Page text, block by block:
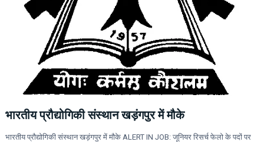
भारतीय प्रौद्योगिकी संस्थान खड़ंगपुर में मौके
भारतीय प्रौद्योगिकी संस्थान खड़ंगपुर में मौके ALERT IN JOB: जूनियर रिसर्च फेलो के पदों पर